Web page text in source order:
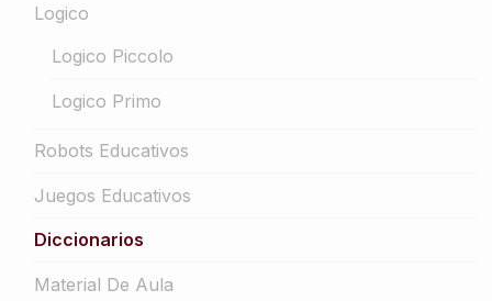
Logico
Logico Piccolo
Logico Primo
Robots Educativos
Juegos Educativos
Diccionarios
Material De Aula